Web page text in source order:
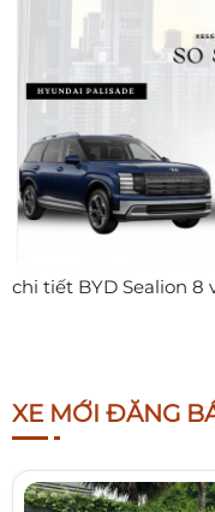
chi tiết BYD Sealion 8
XE MỚI ĐĂNG